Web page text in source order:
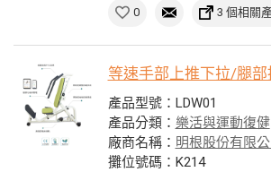
0 3 個相關
等速手部上推下拉/腿
產品型號：LDW01
產品分類： 樂活與運動復健
廠商名稱： 明根股份有限
攤位號碼：K214